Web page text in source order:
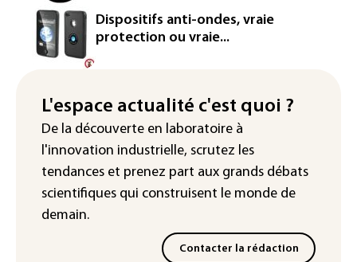
Colombie: un bébé hippopotame
descendant de la colonie d'Escobar
meurt malgré les soins
production d'électricité solaire
attendue en Europe
L'Autriche bat son record absolu de
chaleur pour le deuxième jour d'affilée
Dispositifs anti-ondes, vraie
protection ou vraie...
L'espace actualité c'est quoi ?
De la découverte en laboratoire à
l'innovation industrielle, scrutez les
tendances et prenez part aux grands débats
scientifiques qui construisent le monde de
demain.
Contacter la rédaction